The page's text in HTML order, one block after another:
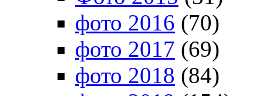
фото 2016 (70)
фото 2017 (69)
фото 2018 (84)